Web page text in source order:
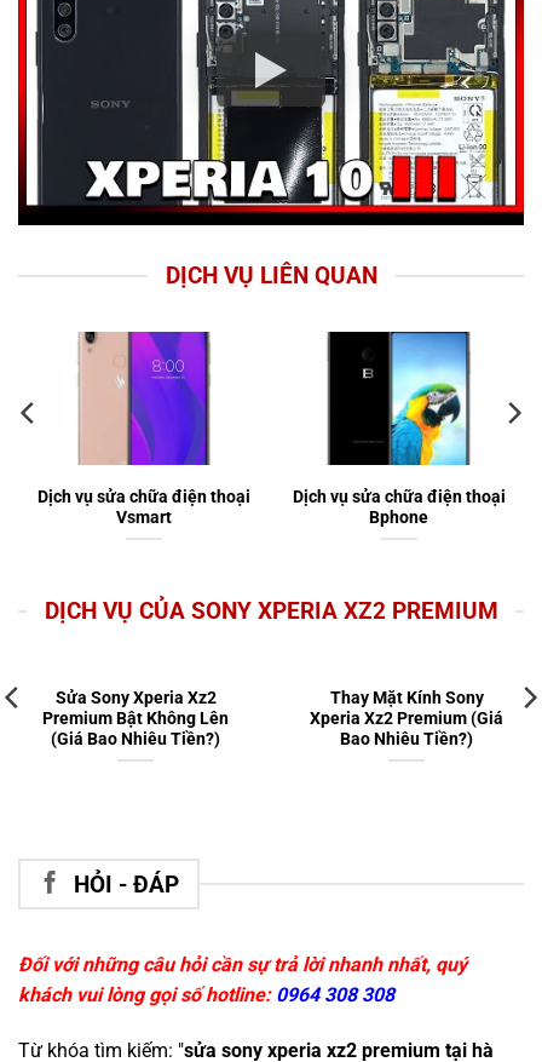
DỊCH VỤ LIÊN QUAN
Dịch vụ sửa chữa điện thoại
Vsmart
Dịch vụ sửa chữa điện thoại
Bphone
DỊCH VỤ CỦA SONY XPERIA XZ2 PREMIUM
Sửa Sony Xperia Xz2
Premium Bật Không Lên
(Giá Bao Nhiêu Tiền?)
Thay Mặt Kính Sony
Xperia Xz2 Premium (Giá
Bao Nhiêu Tiền?)
HỎI - ĐÁP
Đối với những câu hỏi cần sự trả lời nhanh nhất, quý
khách vui lòng gọi số hotline: 0964 308 308
Từ khóa tìm kiếm: "sửa sony xperia xz2 premium tại hà